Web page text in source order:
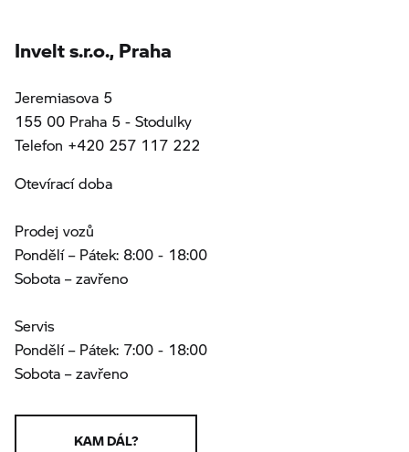
Invelt s.r.o., Praha
Jeremiasova 5
155 00 Praha 5 - Stodulky
Telefon +420 257 117 222
Otevírací doba
Prodej vozů
Pondělí – Pátek: 8:00 - 18:00
Sobota – zavřeno
Servis
Pondělí – Pátek: 7:00 - 18:00
Sobota – zavřeno
KAM DÁL?